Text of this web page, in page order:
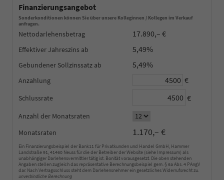
Finanzierungsangebot
Sonderkonditionen können Sie über unsere Kolleginnen / Kollegen im Verkauf
anfragen.
Nettodarlehensbetrag 17.890,– €
Effektiver Jahreszins 5,49%
Gebundener Sollzinssatz 5,49%
Anzahlung €
Schlussrate €
Anzahl der Monatsraten
Monatsraten
1.170,– €
Ein Finanzierungsbeispiel der Bank11 für Privatkunden und Handel GmbH, Hammer
Landstraße 91, 41460 Neuss für die der Betreiber der Website (siehe Impressum) als
unabhängiger Darlehensvermittler tätig ist. Bonität vorausgesetzt. Die oben stehenden
Angaben stellen zugleich das repräsentative Berechnungsbeispiel gem. § 6a Abs. 4 PAngV
dar. Nach Vertragsschluss steht dem Darlehensnehmer ein gesetzliches Widerrufsrecht zu.
unverbindliche Berechnung